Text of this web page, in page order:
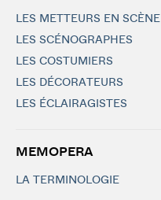
LES METTEURS EN SCÈNE
LES SCÉNOGRAPHES
LES COSTUMIERS
LES DÉCORATEURS
LES ÉCLAIRAGISTES
MEMOPERA
LA TERMINOLOGIE